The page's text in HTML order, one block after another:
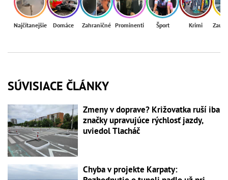
Najčítanejšie Domáce Zahraničné Prominenti Šport Krimi
SÚVISIACE ČLÁNKY
Zmeny v doprave? Križovatka ruší iba
značky upravujúce rýchlosť jazdy,
uviedol Tlacháč
Chyba v projekte Karpaty: